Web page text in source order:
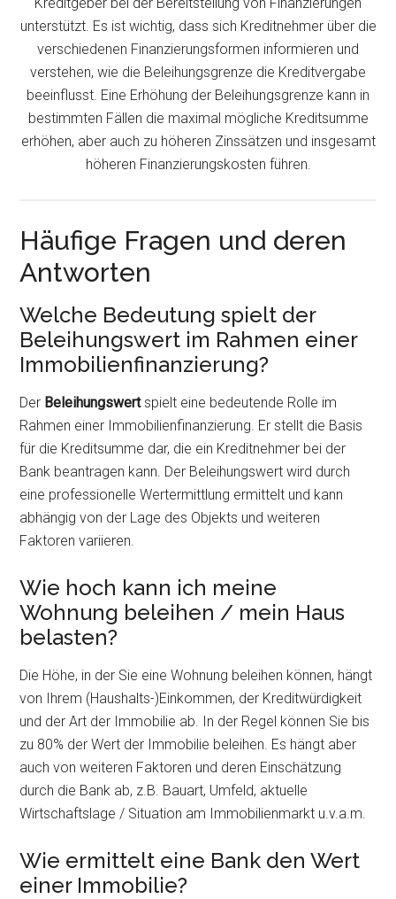
unterstützt. Es ist wichtig, dass sich Kreditnehmer über die
verschiedenen Finanzierungsformen informieren und
verstehen, wie die Beleihungsgrenze die Kreditvergabe
beeinflusst. Eine Erhöhung der Beleihungsgrenze kann in
bestimmten Fällen die maximal mögliche Kreditsumme
erhöhen, aber auch zu höheren Zinssätzen und insgesamt
höheren Finanzierungskosten führen.
Häufige Fragen und deren
Antworten
Welche Bedeutung spielt der
Beleihungswert im Rahmen einer
Immobilienfinanzierung?
Der Beleihungswertspielt eine bedeutende Rolle im
Rahmen einer Immobilienfinanzierung. Er stellt die Basis
für die Kreditsumme dar, die ein Kreditnehmer bei der
Bank beantragen kann. Der Beleihungswert wird durch
eine professionelle Wertermittlung ermittelt und kann
abhängig von der Lage des Objekts und weiteren
Faktoren variieren.
Wie hoch kann ich meine
Wohnung beleihen / mein Haus
belasten?
Die Höhe, in der Sie eine Wohnung beleihen können, hängt
von Ihrem (Haushalts-)Einkommen, der Kreditwürdigkeit
und der Art der Immobilie ab. In der Regel können Sie bis
zu 80% der Wert der Immobilie beleihen. Es hängt aber
auch von weiteren Faktoren und deren Einschätzung
durch die Bank ab, z.B. Bauart, Umfeld, aktuelle
Wirtschaftslage / Situation am Immobilienmarkt u.v.a.m.
Wie ermittelt eine Bank den Wert
einer Immobilie?